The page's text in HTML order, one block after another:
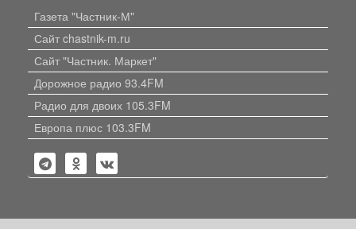
Газета "Частник-М"
Сайт chastnik-m.ru
Сайт "Частник. Маркет"
Дорожное радио 93.4FM
Радио для двоих 105.3FM
Европа плюс 103.3FM